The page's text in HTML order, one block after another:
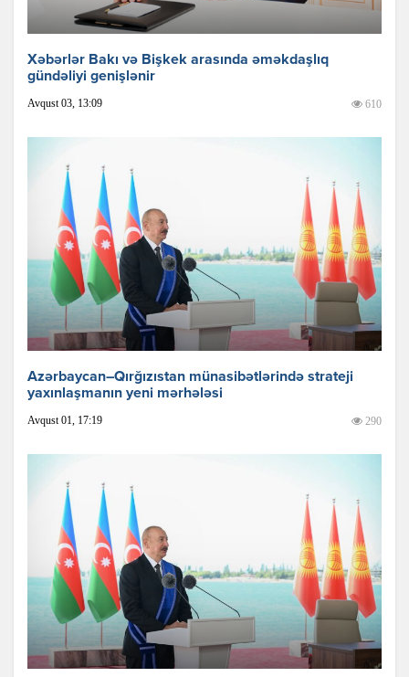
Xəbərlər Bakı və Bişkek arasında əməkdaşlıq
gündəliyi genişlənir
Avqust 03, 13:09 610
Azərbaycan–Qırğızıstan münasibətlərində strateji
yaxınlaşmanın yeni mərhələsi
Avqust 01, 17:19 290